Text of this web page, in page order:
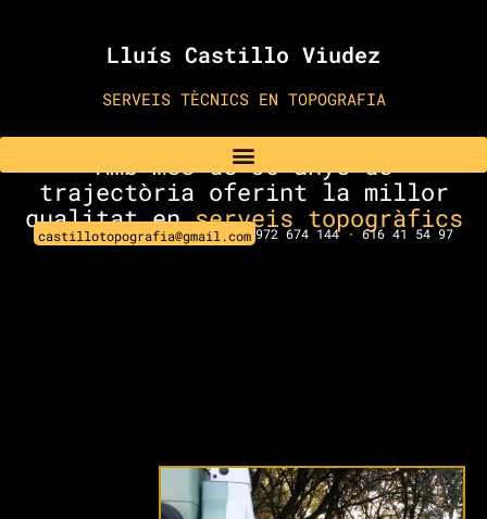
Lluís Castillo Viudez
SERVEIS TÈCNICS EN TOPOGRAFIA
castillotopografia@gmail.com 972 674 144 · 616 41 54 97
Amb més de 30 anys de
trajectòria oferint la millor
qualitat enserveis topogràfics